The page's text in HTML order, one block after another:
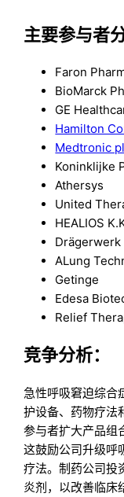
主要参与者
Faron
BioMarck
GE
Hamilton
Medtronic
Koninklijke
Athersys
United
HEALIOS
Drägerwerk
ALung
Getinge
Edesa
Relief
竞争分析：
急性呼吸窘迫综合
护设备、药物疗法
参与者扩大产品组
这鼓励公司升级呼
疗法。制药公司投
炎剂，以改善临床